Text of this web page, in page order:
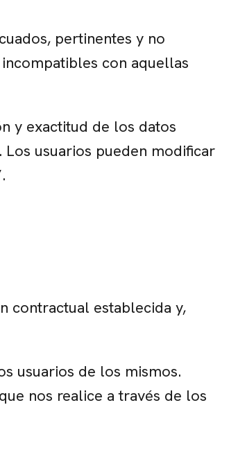
pertinentes y no
con aquellas
y exactitud de los datos
usuarios pueden modificar
contractual establecida y,
usuarios de los mismos.
nos realice a través de los